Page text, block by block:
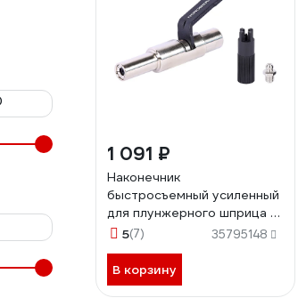
1 091 ₽
Наконечник
быстросъемный усиленный
для плунжерного шприца +
насадка для очистки
5(7) 35795148
В корзину